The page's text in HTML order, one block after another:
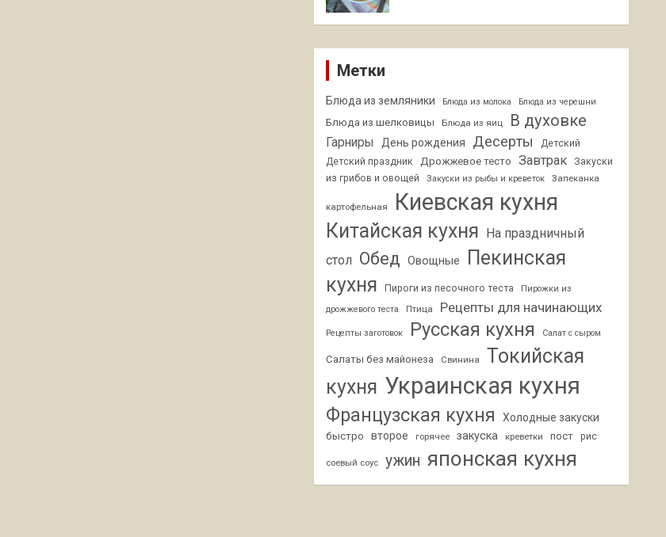
Метки
Блюда из земляники Блюда из молока Блюда из черешни
Блюда из шелковицы Блюда из яиц В духовке
Гарниры День рождения Десерты
Детский
Детский праздник
Дрожжевое тесто Завтрак
Закуски
из грибов и овощей
Закуски из рыбы и креветок Запеканка
картофельная Киевская кухня
Китайская кухня На праздничный
стол Обед Овощные
Пекинская
кухня
Пироги из песочного теста
Пирожки из
дрожжевого теста
Птица Рецепты для начинающих
Рецепты заготовок Русская кухня Салат с сыром
Салаты без майонеза Свинина
Токийская
кухня Украинская кухня
Французская кухня Холодные закуски
быстро второе горячее закуска креветки пост рис
соевый соус ужин японская кухня